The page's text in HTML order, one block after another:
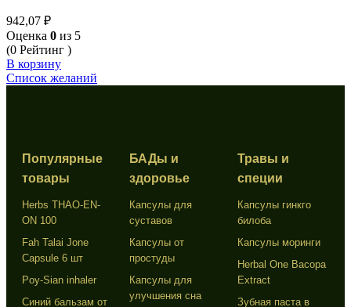
Red Rule Perfume Lotion 150 мл
942,07 ₽
Оценка 0 из 5
(0 Рейтинг )
В корзину
Список желаний
Популярные
товары
Herbs THAO-EN-
ON 100
Fah Talai Jone
Capsule 6 шт
Poy-Sian inhaler
Синий бальзам от
БАДы и
здоровье
Капсулы для
суставов
Капсулы от
простуды
Капсулы для
улучшения сна
Травы и
специи
Капсулы гинкго
билоба
Капсулы моринги
Herbal One Bacopa
Extract
Зубная паста в